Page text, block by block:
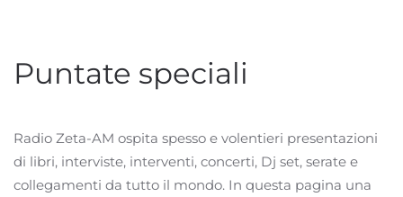
Puntate speciali
Radio Zeta-AM ospita spesso e volentieri presentazioni
di libri, interviste, interventi, concerti, Dj set, serate e
collegamenti da tutto il mondo. In questa pagina una